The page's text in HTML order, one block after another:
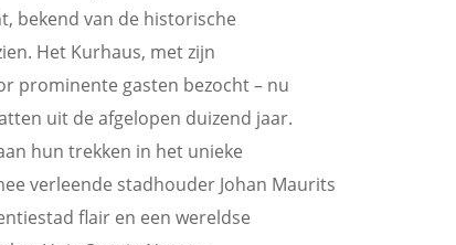
bekend van de historische
Het Kurhaus, met zijn
prominente gasten bezocht – nu
uit de afgelopen duizend jaar.
hun trekken in het unieke
verleende stadhouder Johan Maurits
flair en een wereldse